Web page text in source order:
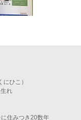
ひこ）
れ
住みつき20数年